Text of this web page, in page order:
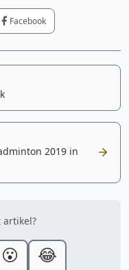
Facebook
2019 in
😮 😂